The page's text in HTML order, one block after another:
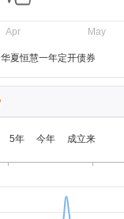
Apr May
华夏恒慧一年定开债券
5年 今年 成立来